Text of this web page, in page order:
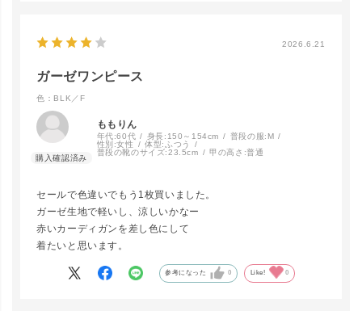
2026.6.21
ガーゼワンピース
色：BLK／F
ももりん
年代:60代 身長: 150～154cm 普段の服: M
性別:女性 体型: ふつう
普段の靴のサイズ:23.5cm 甲の高さ:普通
セールで色違いでもう1枚買いました。
ガーゼ生地で軽いし、涼しいかなー
赤いカーディガンを差し色にして
着たいと思います。
参考になった 0 Like! 0